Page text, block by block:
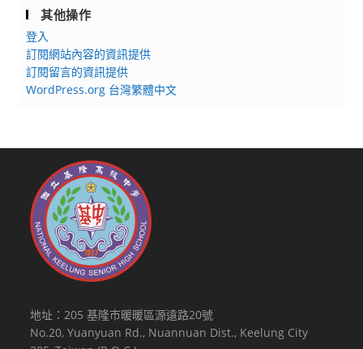
其他操作
登入
訂閱網站內容的資訊提供
訂閱留言的資訊提供
WordPress.org 台灣繁體中文
地址：205 基隆市暖暖區源遠路20號
No.20, Yuanyuan Rd., Nuannuan Dist., Keelung City